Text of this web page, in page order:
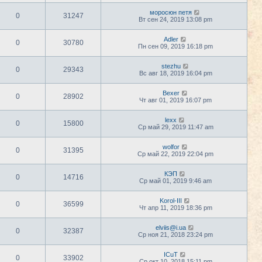
0 31247
моросюн петя
Вт сен 24, 2019 13:08 pm
0 30780
Adler
Пн сен 09, 2019 16:18 pm
0 29343
stezhu
Вс авг 18, 2019 16:04 pm
0 28902
Bexer
Чт авг 01, 2019 16:07 pm
0 15800
lexx
Ср май 29, 2019 11:47 am
0 31395
wolfor
Ср май 22, 2019 22:04 pm
0 14716
КЭП
Ср май 01, 2019 9:46 am
0 36599
Korol-III
Чт апр 11, 2019 18:36 pm
0 32387
elviis@i.ua
Ср ноя 21, 2018 23:24 pm
0 33902
ICuT